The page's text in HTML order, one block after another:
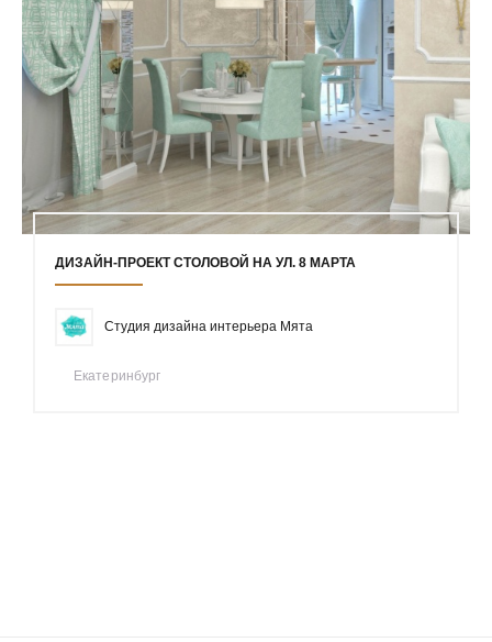
ДИЗАЙН-ПРОЕКТ СТОЛОВОЙ НА УЛ. 8 МАРТА
Студия дизайна интерьера Мята
Екатеринбург